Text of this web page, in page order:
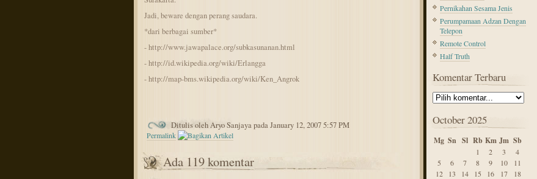
Jadi, beware dengan perang saudara.
*dari berbagai sumber*
- http://www.jawapalace.org/subkasunanan.html
- http://id.wikipedia.org/wiki/Erlangga
- http://map-bms.wikipedia.org/wiki/Ken_Angrok
Ditulis oleh Aryo Sanjaya pada January 12, 2007 5:57 PM
Permalink
Ada 119 komentar
Pernikahan Sesama Jenis
Perumpamaan Adzan Dengan
Telepon
Remote Control
Half Truth
Komentar Terbaru
October 2025
Mg Sn Sl Rb Km Jm Sb
1 2 3
4
5
6 7 8 9 10
11
12
13 14 15 16 17
18